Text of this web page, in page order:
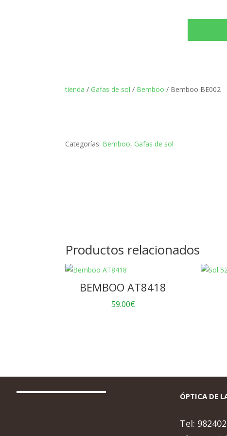
tienda / Gafas de sol / Bemboo / Bemboo BE002
Categorías: Bemboo, Gafas de sol
Productos relacionados
BEMBOO AT8418
59.00€
ÓPTICA DE
Tel: